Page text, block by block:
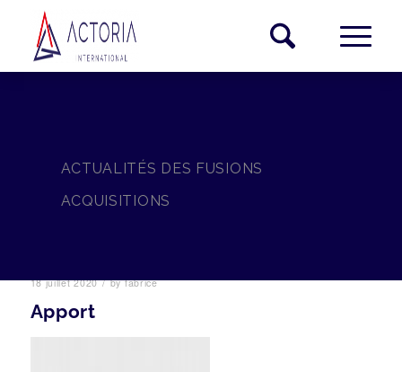
ACTUALITÉS DES FUSIONS
ACQUISITIONS
18 juillet 2020 / byfabrice
Apport